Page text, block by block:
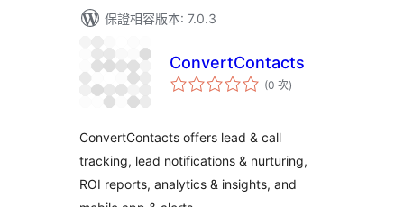
保證相容版本: 7.0.3
ConvertContacts
(0 次評
分)
ConvertContacts offers lead & call
tracking, lead notifications & nurturing,
ROI reports, analytics & insights, and